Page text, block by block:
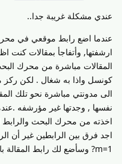
عندي مشكلة غريبة جدا..
عندما اضع رابط موقعي في
ارشفتها, وأتفاجأ بمقالات
المقالات مباشرة من محرك
كونسل واذا به شغال . لكن
الى مدونتي مباشرة نحو تلك
نفسها , وجدتها غير مؤرشفه
اخذته من محرك البحث والرابط
اجد فرق بين الرابطين غير أن
1=m? وسأضع لك رابط المقالة بالشكلين المختلفين.